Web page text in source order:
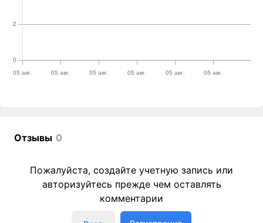
Отзывы 0
Пожалуйста, создайте учетную запись или
авторизуйтесь прежде чем оставлять
комментарии